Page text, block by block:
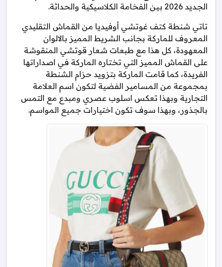
الجديد 2026 بين الفخامة الكلاسيكية والحداثة.
تاتي شنطة كتف غوتشي أوفيديا من القماش التقليدي
المعروف للماركة بجانب الشريط المميز بالالوان
المعهودة، كل هذا مع طبعات شعار قوتشي المنقوشة
على القماش المميز التي تختاره الماركة في اصداراتها
الفريدة، كما قامت الماركة بتزويد حزام الشنطة
بمجموعة من المسامير الفضية لتكون اسم العلامة
التجارية وبهذا تعكس اسلوب عصري ومبدع مع التمس
بالجذور، وبهذا سوف تكون اختيارات جميع المواسم.